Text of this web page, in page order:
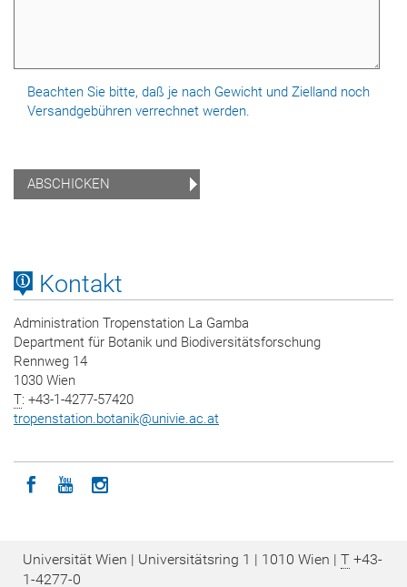
Beachten Sie bitte, daß je nach Gewicht und Zielland noch
Versandgebühren verrechnet werden.
Kontakt
Administration Tropenstation La Gamba
Department für Botanik und Biodiversitätsforschung
Rennweg 14
1030 Wien
T: +43-1-4277-57420
tropenstation.botanik@univie.ac.at
Icon facebook
Icon youtube
Icon instagram
Universität Wien | Universitätsring 1 | 1010 Wien | T +43-
1-4277-0